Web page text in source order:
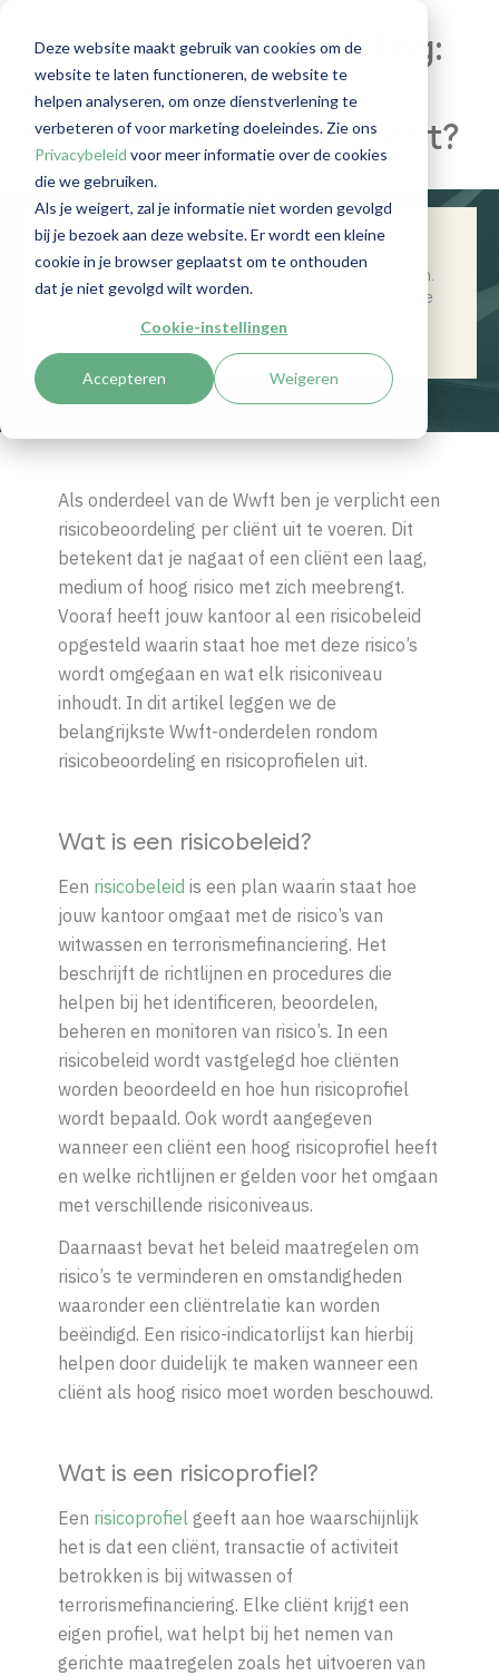
Deze website maakt gebruik van cookies om de
website te laten functioneren, de website te
helpen analyseren, om onze dienstverlening te
verbeteren of voor marketing doeleindes. Zie ons
Privacybeleid voor meer informatie over de cookies
die we gebruiken.
Als je weigert, zal je informatie niet worden gevolgd
bij je bezoek aan deze website. Er wordt een kleine
cookie in je browser geplaatst om te onthouden
dat je niet gevolgd wilt worden.
Cookie-instellingen
Accepteren Weigeren
Wwft-risicobeoordeling:
Hoe bepaal je het
risicoprofiel van je cliënt?
In dit artikel wordt het belang van het
risicobeleid en de risicoprofielen besproken.
Ontdek wat beide precies inhouden en hoe
je ze toepast.
Als onderdeel van de Wwft ben je verplicht een
risicobeoordeling per cliënt uit te voeren. Dit
betekent dat je nagaat of een cliënt een laag,
medium of hoog risico met zich meebrengt.
Vooraf heeft jouw kantoor al een risicobeleid
opgesteld waarin staat hoe met deze risico’s
wordt omgegaan en wat elk risiconiveau
inhoudt. In dit artikel leggen we de
belangrijkste Wwft-onderdelen rondom
risicobeoordeling en risicoprofielen uit.
Wat is een risicobeleid?
Een risicobeleid is een plan waarin staat hoe
jouw kantoor omgaat met de risico’s van
witwassen en terrorismefinanciering. Het
beschrijft de richtlijnen en procedures die
helpen bij het identificeren, beoordelen,
beheren en monitoren van risico’s. In een
risicobeleid wordt vastgelegd hoe cliënten
worden beoordeeld en hoe hun risicoprofiel
wordt bepaald. Ook wordt aangegeven
wanneer een cliënt een hoog risicoprofiel heeft
en welke richtlijnen er gelden voor het omgaan
met verschillende risiconiveaus.
Daarnaast bevat het beleid maatregelen om
risico’s te verminderen en omstandigheden
waaronder een cliëntrelatie kan worden
beëindigd. Een risico-indicatorlijst kan hierbij
helpen door duidelijk te maken wanneer een
cliënt als hoog risico moet worden beschouwd.
Wat is een risicoprofiel?
Een risicoprofiel geeft aan hoe waarschijnlijk
het is dat een cliënt, transactie of activiteit
betrokken is bij witwassen of
terrorismefinanciering. Elke cliënt krijgt een
eigen profiel, wat helpt bij het nemen van
gerichte maatregelen zoals het uitvoeren van